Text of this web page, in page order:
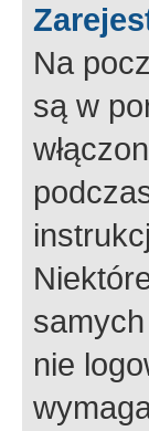
Na
są w
nie